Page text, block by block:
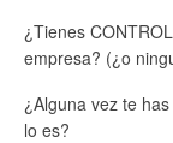
¿Tienes
empresa? (¿o
¿Alguna vez te
lo es?